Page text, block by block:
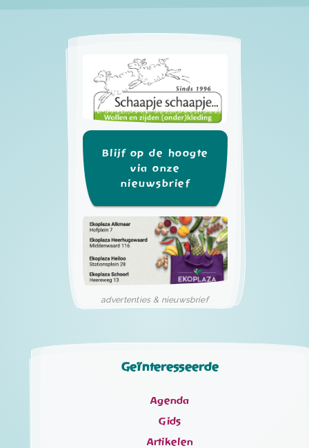
Blijf op de hoogte
via onze
nieuwsbrief
advertenties & nieuwsbrief
Geïnteresseerde
Agenda
Gids
Artikelen